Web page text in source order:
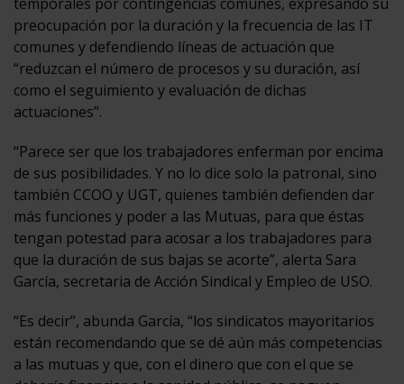
preocupación por la duración y la frecuencia de las IT
comunes y defendiendo líneas de actuación que
“reduzcan el número de procesos y su duración, así
como el seguimiento y evaluación de dichas
actuaciones”.
“Parece ser que los trabajadores enferman por encima
de sus posibilidades. Y no lo dice solo la patronal, sino
también CCOO y UGT, quienes también defienden dar
más funciones y poder a las Mutuas, para que éstas
tengan potestad para acosar a los trabajadores para
que la duración de sus bajas se acorte”, alerta Sara
García, secretaria de Acción Sindical y Empleo de USO.
“Es decir”, abunda García, “los sindicatos mayoritarios
están recomendando que se dé aún más competencias
a las mutuas y que, con el dinero que con el que se